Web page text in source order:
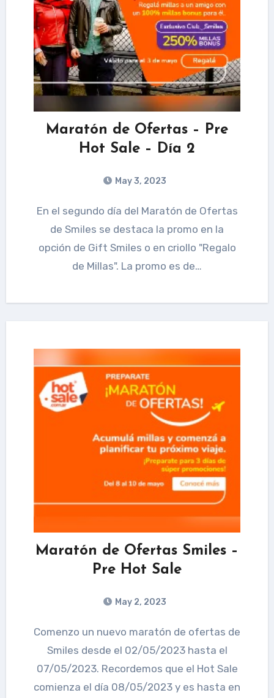
Maratón de Ofertas – Pre
Hot Sale – Día 2
May 3, 2023
En el segundo día del Maratón de Ofertas
de Smiles se destaca la promo en la
opción de Gift Smiles o en criollo "Regalo
de Millas". La promo es de…
Maratón de Ofertas Smiles –
Pre Hot Sale
May 2, 2023
Comenzo un nuevo maratón de ofertas de
Smiles desde el 02/05/2023 hasta el
07/05/2023. Recordemos que el Hot Sale
comienza el día 08/05/2023 y es hasta en